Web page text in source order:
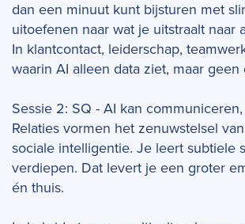
dan een minuut kunt bijsturen met
uitoefenen naar wat je uitstraalt naar
In klantcontact, leiderschap,
waarin AI alleen data ziet, maar
Sessie 2: SQ - AI kan
Relaties vormen het zenuwstelsel
sociale intelligentie. Je leert subtiele
verdiepen. Dat levert je een groter
én thuis.